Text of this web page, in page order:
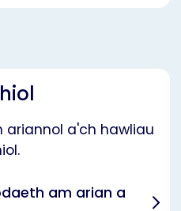
a'ch hawliau
am arian a